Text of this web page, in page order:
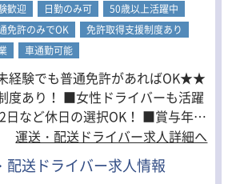
バックモニター／ドラレコ完備
速道路利用OK（ETC搭載）
ドライバーも複数名活躍中
歓迎 日勤のみ可
50歳以上活躍中
免許のみでOK
免許取得支援制度あり
車通勤可能
験でも普通免許があればOK★★
度あり！ ■女性ドライバーも活躍
など休日の選択OK！ ■賞与年2
職祝い金15万円あり（規定） ■
道も覚えやすく未経験でも安心 ★
ポイント ・入社後は必ず同乗研修
運送・配送ドライバー求人詳細へ
配送ドライバー求人情報